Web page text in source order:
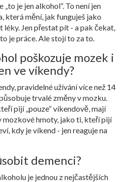
je jen alkohol“. To není jen
která mění, jak funguješ jako
Jen přestat pít - a pak čekat,
je práce. Ale stojí to za to.
poškozuje mozek i
ve víkendy?
pravidelné užívání více než 14
trvalé změny v mozku.
pijí „pouze“ víkendově, mají
hmoty, jako ti, kteří pijí
kdy je víkend - jen reaguje na
demenci?
je jednou z nejčastějších